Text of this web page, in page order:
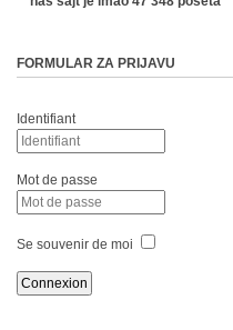
FORMULAR ZA PRIJAVU
Identifiant
Mot de passe
Se souvenir de moi